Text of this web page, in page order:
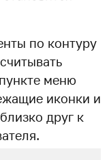
по контуру
меню
иконки и
друг к